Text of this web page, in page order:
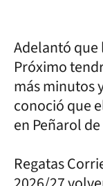
Adelantó que
Próximo
más minutos
conoció que
en Peñarol
Regatas